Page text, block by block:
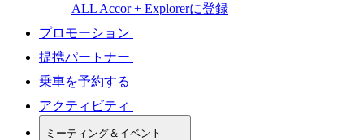
ALL Accor + Explorerに登録
プロモーション
提携パートナー
乗車を予約する
アクティビティ
ミーティング＆イベント